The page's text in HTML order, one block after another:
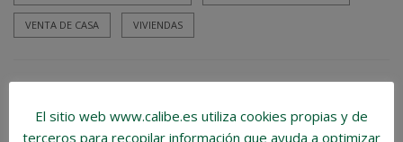
VENTA DE CASA VIVIENDAS
CERTIFICADO DE EFICIENCIA ENERGÉTICA.
El sitio web www.calibe.es utiliza cookies propias y de
terceros para recopilar información que ayuda a optimizar